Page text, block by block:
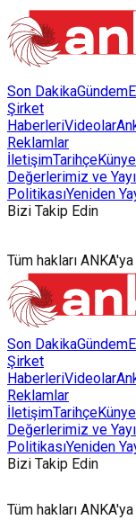
Son DakikaGündem
Şirket
HaberleriVideolar
Reklamlar
İletişimTarihçeKünye
Değerlerimiz ve
PolitikasıYeniden
Bizi Takip Edin
Tüm hakları
Son DakikaGündem
Şirket
HaberleriVideolar
Reklamlar
İletişimTarihçeKünye
Değerlerimiz ve
PolitikasıYeniden
Bizi Takip Edin
Tüm hakları